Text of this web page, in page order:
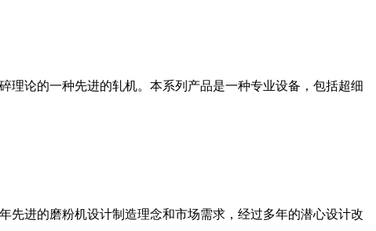
理论的一种先进的轧机。本系列产品是一种专业设备，包括超细
先进的磨粉机设计制造理念和市场需求，经过多年的潜心设计改